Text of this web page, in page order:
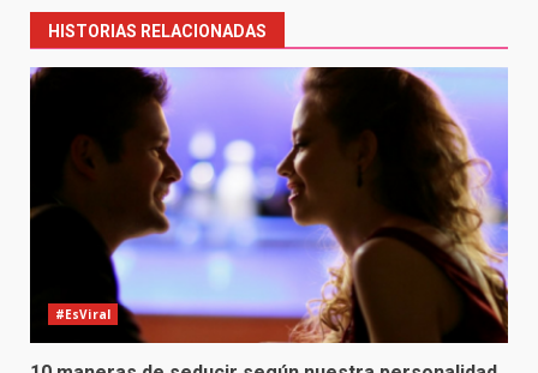
navigation
HISTORIAS RELACIONADAS
#EsViral